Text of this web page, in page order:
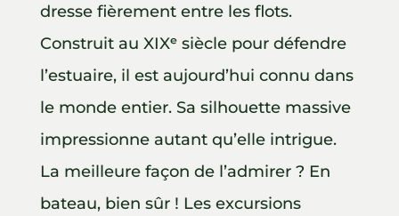
dresse fièrement entre les flots.
Construit au XIXᵉ siècle pour défendre
l’estuaire, il est aujourd’hui connu dans
le monde entier. Sa silhouette massive
impressionne autant qu’elle intrigue.
La meilleure façon de l’admirer ? En
bateau, bien sûr ! Les excursions